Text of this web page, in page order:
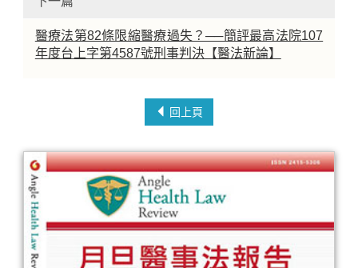
醫療法第82條限縮醫療過失？──簡評最高法院107
年度台上字第4587號刑事判決【醫法新論】
回上頁